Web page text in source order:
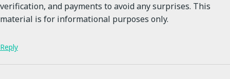
verification, and payments to avoid any surprises. This
material is for informational purposes only.
Reply